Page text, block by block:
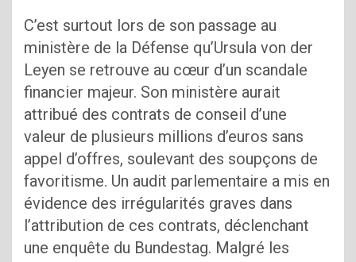
C’est surtout lors de son passage au
ministère de la Défense qu’Ursula von der
Leyen se retrouve au cœur d’un scandale
financier majeur. Son ministère aurait
attribué des contrats de conseil d’une
valeur de plusieurs millions d’euros sans
appel d’offres, soulevant des soupçons de
favoritisme. Un audit parlementaire a mis en
évidence des irrégularités graves dans
l’attribution de ces contrats, déclenchant
une enquête du Bundestag. Malgré les